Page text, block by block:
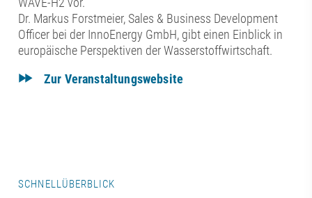
Dr. Markus Forstmeier, Sales & Business Development
Officer bei der InnoEnergy GmbH, gibt einen Einblick in
europäische Perspektiven der Wasserstoffwirtschaft.
Zur Veranstaltungswebsite
SCHNELLÜBERBLICK